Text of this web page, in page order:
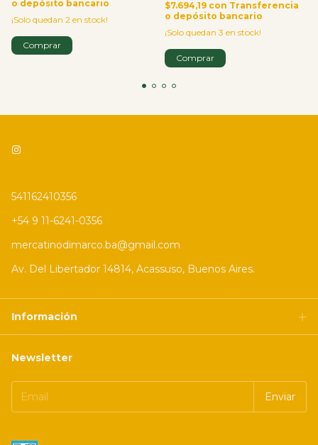
o depósito bancario
¡Solo quedan 2 en stock!
$7.694,19 con Transferencia
o depósito bancario
¡Solo quedan 3 en stock!
541162410356
+54 9 11-6241-0356
mercatinodimarco.ba@gmail.com
Av. Del Libertador 14814, Acassuso, Buenos Aires.
Información
Newsletter